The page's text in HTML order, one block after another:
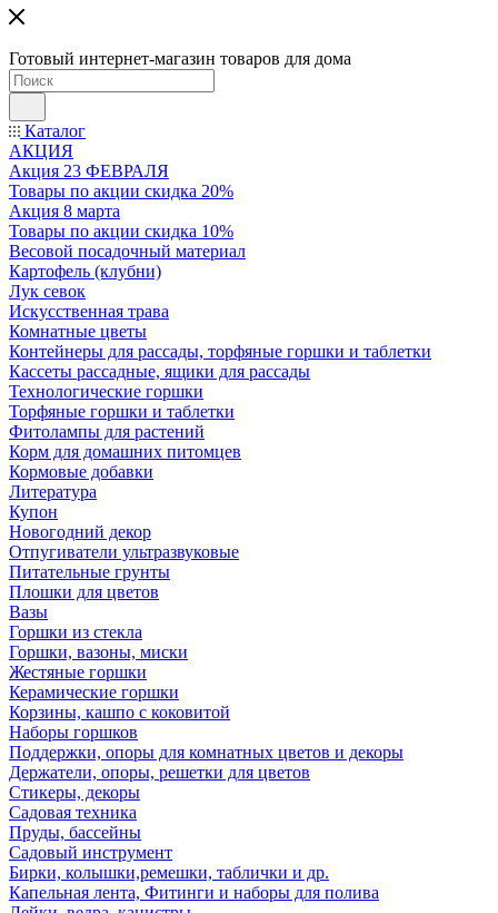
Готовый интернет-магазин товаров для дома
Каталог
АКЦИЯ
Акция 23 ФЕВРАЛЯ
Товары по акции скидка 20%
Акция 8 марта
Товары по акции скидка 10%
Весовой посадочный материал
Картофель (клубни)
Лук севок
Искусственная трава
Комнатные цветы
Контейнеры для рассады, торфяные горшки и таблетки
Кассеты рассадные, ящики для рассады
Технологические горшки
Торфяные горшки и таблетки
Фитолампы для растений
Корм для домашних питомцев
Кормовые добавки
Литература
Купон
Новогодний декор
Отпугиватели ультразвуковые
Питательные грунты
Плошки для цветов
Вазы
Горшки из стекла
Горшки, вазоны, миски
Жестяные горшки
Керамические горшки
Корзины, кашпо с коковитой
Наборы горшков
Поддержки, опоры для комнатных цветов и декоры
Держатели, опоры, решетки для цветов
Стикеры, декоры
Садовая техника
Пруды, бассейны
Садовый инструмент
Бирки, колышки,ремешки, таблички и др.
Капельная лента, Фитинги и наборы для полива